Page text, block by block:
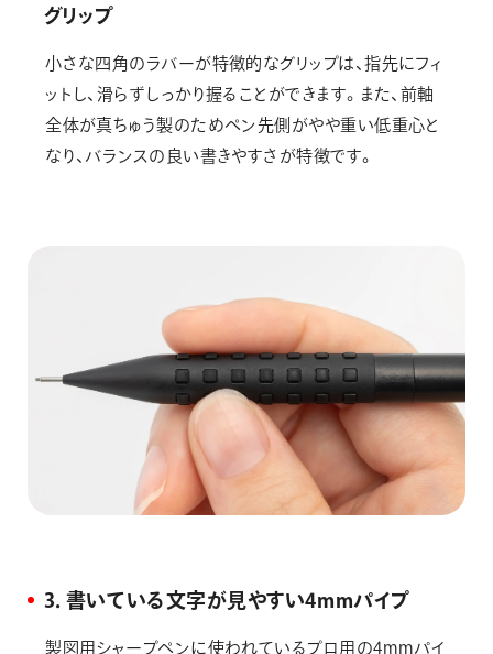
グリップ
小さな四角のラバーが特徴的なグリップは、指先にフィ
ットし、滑らずしっかり握ることができます。また、前軸
全体が真ちゅう製のためペン先側がやや重い低重心と
なり、バランスの良い書きやすさが特徴です。
3．書いている文字が見やすい4mmパイプ
製図用シャープペンに使われているプロ用の4mmパイ